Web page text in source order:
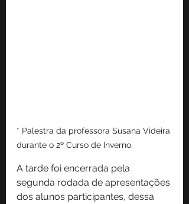
* Palestra da professora Susana Videira
durante o 2º Curso de Inverno.
A tarde foi encerrada pela
segunda rodada de apresentações
dos alunos participantes, dessa